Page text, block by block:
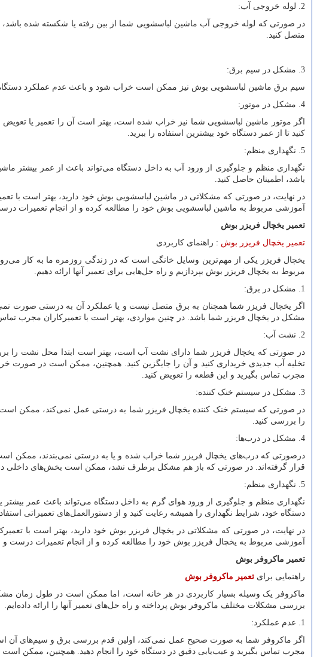
2. لوله خروجی آب:
در صورتی که لوله خروجی آب ماشین لباسشویی شما از بین رفته یا شکسته شده
متصل کنید.
3. مشکل در سیم برق:
سیم برق ماشین لباسشویی بوش نیز ممکن است خراب شود و باعث عدم عملکرد دستگاه
4. مشکل در موتور:
اگر موتور ماشین لباسشویی شما نیز خراب شده است، بهتر است آن را تعمیر یا
کنید تا از عمر دستگاه خود بیشترین استفاده را ببرید.
5. نگهداری منظم:
نگهداری منظم و جلوگیری از ورود آب به داخل دستگاه می‌تواند باعث از عمر
باشد، اطمینان حاصل کنید.
در نهایت، در صورتی که مشکلاتی در ماشین لباسشویی بوش خود دارید، بهتر است با
آموزشی مربوط به ماشین لباسشویی بوش خود را مطالعه کرده و از انجام تعمیرات
تعمیر یخچال فریزر بوش
تعمیر یخچال فریزر بوش : راهنمای کاربردی
یخچال فریزر یکی از مهم‌ترین وسایل خانگی است که در زندگی روزمره ما به کار
مربوط به یخچال فریزر بوش بپردازیم و راه حل‌هایی برای تعمیر آنها ارائه دهیم.
1. مشکل در برق:
اگر یخچال فریزر شما همچنان به برق متصل نیست و یا عملکرد آن به درستی صورت
مشکل در یخچال فریزر شما باشد. در چنین مواردی، بهتر است با تعمیرکاران مجرب تماس
2. نشت آب:
در صورتی که یخچال فریزر شما دارای نشت آب است، بهتر است ابتدا محل نشت را
تخلیه آب جدیدی خریداری کنید و آن را جایگزین کنید. همچنین، ممکن است در
مجرب تماس بگیرید و این قطعه را تعویض کنید.
3. مشکل در سیستم خنک کننده:
در صورتی که سیستم خنک کننده یخچال فریزر شما به درستی عمل نمی‌کند، ممکن
را بررسی کنید.
4. مشکل در درب‌ها:
درصورتی که درب‌های یخچال فریزر شما خراب شده و یا به درستی نمی‌بندند، ممکن
قرار گرفته‌اند. در صورتی که باز هم مشکل برطرف نشد، ممکن است بخش‌های داخلی
5. نگهداری منظم:
نگهداری منظم و جلوگیری از ورود هوای گرم به داخل دستگاه می‌تواند باعث عمر
دستگاه خود، شرایط نگهداری را همیشه رعایت کنید و از دستورالعمل‌های تعمیراتی
در نهایت، در صورتی که مشکلاتی در یخچال فریزر بوش خود دارید، بهتر است با
آموزشی مربوط به یخچال فریزر بوش خود را مطالعه کرده و از انجام تعمیرات درست
تعمیر ماکروفر بوش
راهنمایی برای تعمیر ماکروفر بوش
ماکروفر یک وسیله بسیار کاربردی در هر خانه است، اما ممکن است در طول زمان
بررسی مشکلات مختلف ماکروفر بوش پرداخته و راه حل‌های تعمیر آنها را ارائه داده‌ایم.
1. عدم عملکرد:
اگر ماکروفر شما به صورت صحیح عمل نمی‌کند، اولین قدم بررسی برق و سیم‌های
مجرب تماس بگیرید و عیب‌یابی دقیق در دستگاه خود را انجام دهید. همچنین، ممکن است